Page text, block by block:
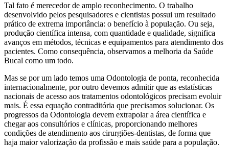
Tal fato é merecedor de amplo reconhecimento. O trabalho
desenvolvido pelos pesquisadores e cientistas possui um resultado
prático de extrema importância: o benefício à população. Ou seja,
produção científica intensa, com quantidade e qualidade, significa
avanços em métodos, técnicas e equipamentos para atendimento dos
pacientes. Como consequência, observamos a melhoria da Saúde
Bucal como um todo.
Mas se por um lado temos uma Odontologia de ponta, reconhecida
internacionalmente, por outro devemos admitir que as estatísticas
nacionais de acesso aos tratamentos odontológicos precisam evoluir
mais. É essa equação contraditória que precisamos solucionar. Os
progressos da Odontologia devem extrapolar a área científica e
chegar aos consultórios e clínicas, proporcionando melhores
condições de atendimento aos cirurgiões-dentistas, de forma que
haja maior valorização da profissão e mais saúde para a população.